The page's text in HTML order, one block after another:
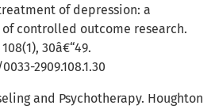
of depression: a
controlled outcome research.
30â€“49.
2909.108.1.30
and Psychotherapy. Houghton